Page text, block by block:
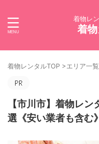
着物レ
着
着物レンタルTOP >エリア一覧
【市川市】着物レ
選《安い業者も含む》